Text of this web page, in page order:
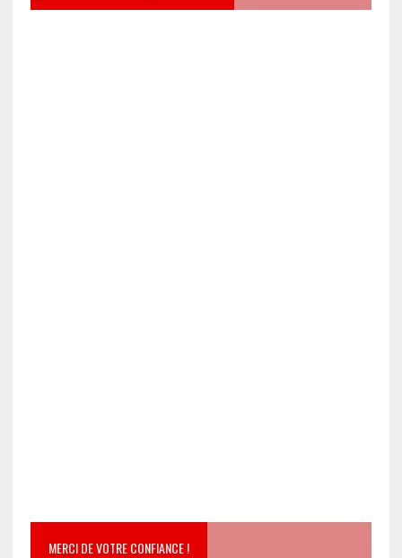
MERCI DE VOTRE CONFIANCE !